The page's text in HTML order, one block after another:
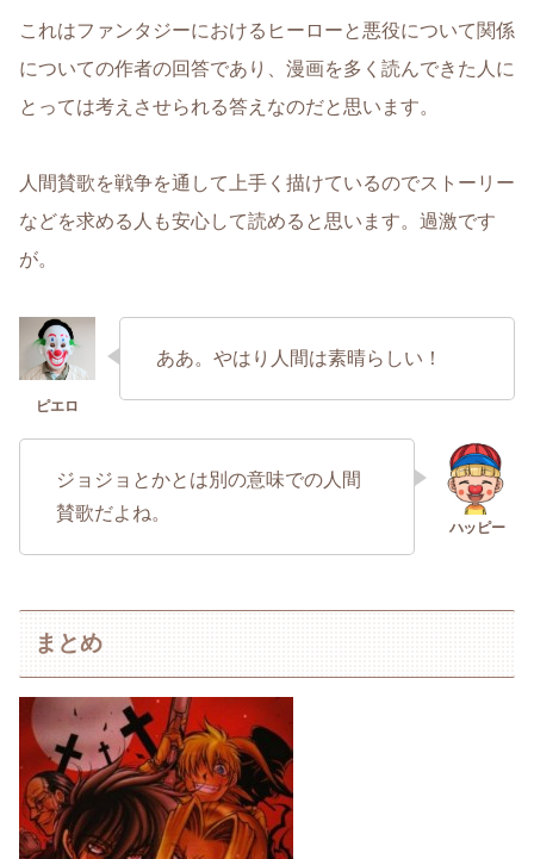
これはファンタジーにおけるヒーローと悪役について関係
についての作者の回答であり、漫画を多く読んできた人に
とっては考えさせられる答えなのだと思います。
人間賛歌を戦争を通して上手く描けているのでストーリー
などを求める人も安心して読めると思います。過激です
が。
ああ。やはり人間は素晴らしい！
ジョジョとかとは別の意味での人間
賛歌だよね。
まとめ